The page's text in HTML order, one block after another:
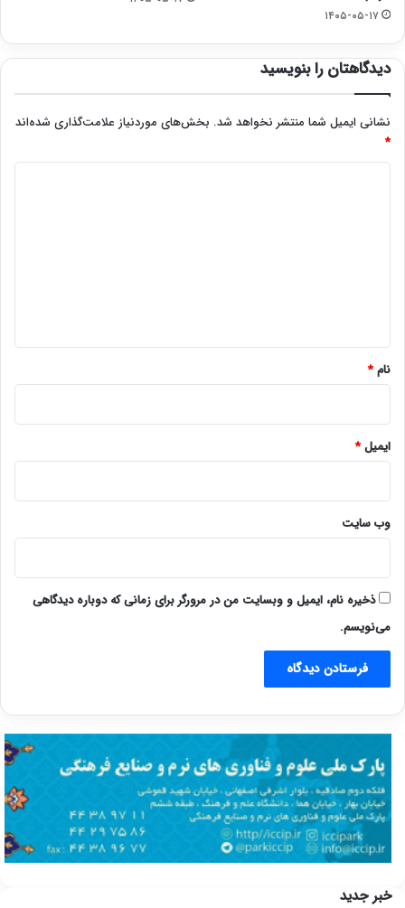
۱۴۰۵-۰۵-۱۷
دیدگاهتان را بنویسید
نشانی ایمیل شما منتشر نخواهد شد. بخش‌های موردنیاز علامت‌گذاری شده‌اند
*
نام*
ایمیل*
وب‌ سایت
ذخیره نام، ایمیل و وبسایت من در مرورگر برای زمانی که دوباره دیدگاهی
می‌نویسم.
خبر جدید